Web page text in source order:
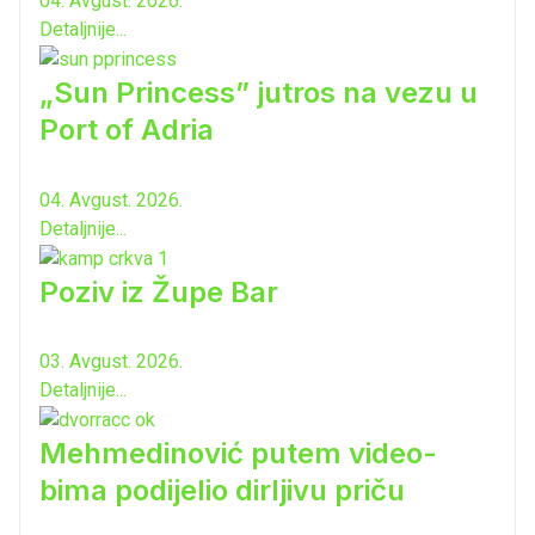
Detaljnije...
„Sun Princess” jutros na vezu u
Port of Adria
04. Avgust. 2026.
Detaljnije...
Poziv iz Župe Bar
03. Avgust. 2026.
Detaljnije...
Mehmedinović putem video-
bima podijelio dirljivu priču